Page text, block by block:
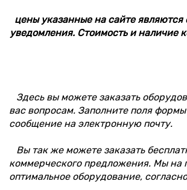
цены указанные на сайте
уведомления. Стоимость и наличие
Здесь вы можете заказать
вас вопросам. Заполните поля
сообщение на электронную почту.
Вы так же можете заказать
коммерческого предложения. Мы на
оптимальное оборудование,